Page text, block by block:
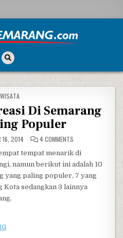
POSTED IN
WISATA
Di Semarang
Populer
16, 2014 4 COMMENTS
tempat menarik di
namun berikut ini adalah 10
yang paling populer, 7 yang
Kota sedangkan 3 lainnya